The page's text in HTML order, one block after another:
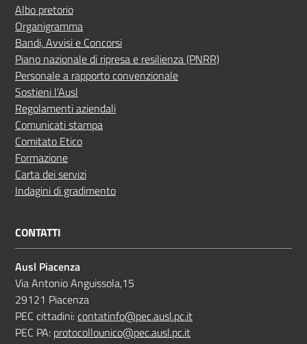
Albo pretorio
Organigramma
Bandi, Avvisi e Concorsi
Piano nazionale di ripresa e resilienza (PNRR)
Personale a rapporto convenzionale
Sostieni l’Ausl
Regolamenti aziendali
Comunicati stampa
Comitato Etico
Formazione
Carta dei servizi
Indagini di gradimento
CONTATTI
Ausl Piacenza
Via Antonio Anguissola,15
29121 Piacenza
PEC cittadini:contatinfo@pec.ausl.pc.it
PEC PA: protocollounico@pec.ausl.pc.it